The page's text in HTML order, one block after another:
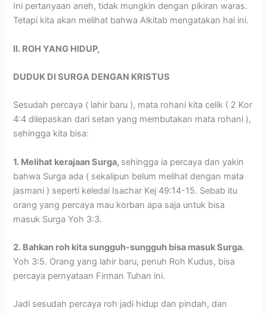
Ini pertanyaan aneh, tidak mungkin dengan pikiran waras.
Tetapi kita akan melihat bahwa Alkitab mengatakan hal ini.
II. ROH YANG HIDUP,
DUDUK DI SURGA DENGAN KRISTUS
Sesudah percaya ( lahir baru ), mata rohani kita celik ( 2 Kor
4:4 dilepaskan dari setan yang membutakan mata rohani ),
sehingga kita bisa:
1. Melihat kerajaan Surga, sehingga ia percaya dan yakin
bahwa Surga ada ( sekalipun belum melihat dengan mata
jasmani ) seperti keledai Isachar Kej 49:14-15. Sebab itu
orang yang percaya mau korban apa saja untuk bisa
masuk Surga Yoh 3:3.
2. Bahkan roh kita sungguh-sungguh bisa masuk Surga.
Yoh 3:5. Orang yang lahir baru, penuh Roh Kudus, bisa
percaya pernyataan Firman Tuhan ini.
Jadi sesudah percaya roh jadi hidup dan pindah, dan